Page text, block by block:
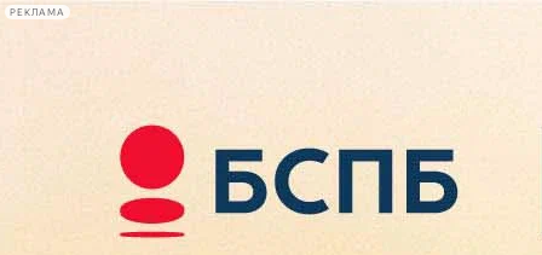
РЕКЛАМА
Сегодня:
2026.08.10
12:05
Афиша Plus